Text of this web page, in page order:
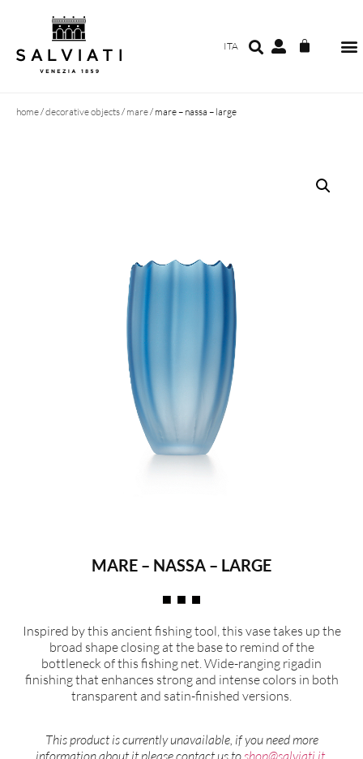
ITA
home/decorative objects/ mare/ mare – nassa – large
MARE – NASSA – LARGE
Inspired by this ancient fishing tool, this vase takes up the
broad shape closing at the base to remind of the
bottleneck of this fishing net. Wide-ranging rigadin
finishing that enhances strong and intense colors in both
transparent and satin-finished versions.
This product is currently unavailable, if you need more